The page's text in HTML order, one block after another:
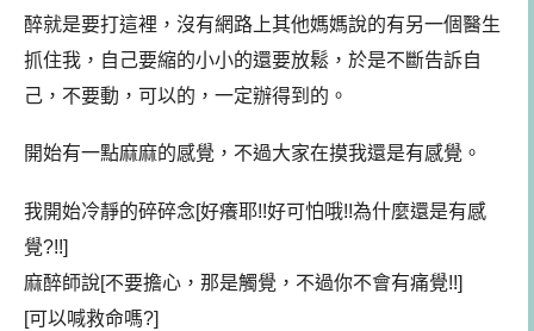
醉就是要打這裡，沒有網路上其他媽媽說的有另一個醫生
抓住我，自己要縮的小小的還要放鬆，於是不斷告訴自
己，不要動，可以的，一定辦得到的。
開始有一點麻麻的感覺，不過大家在摸我還是有感覺。
我開始冷靜的碎碎念[好癢耶!!好可怕哦!!為什麼還是有感
覺?!!]
麻醉師說[不要擔心，那是觸覺，不過你不會有痛覺!!]
[可以喊救命嗎?]